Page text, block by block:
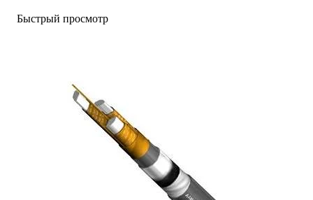
Быстрый просмотр